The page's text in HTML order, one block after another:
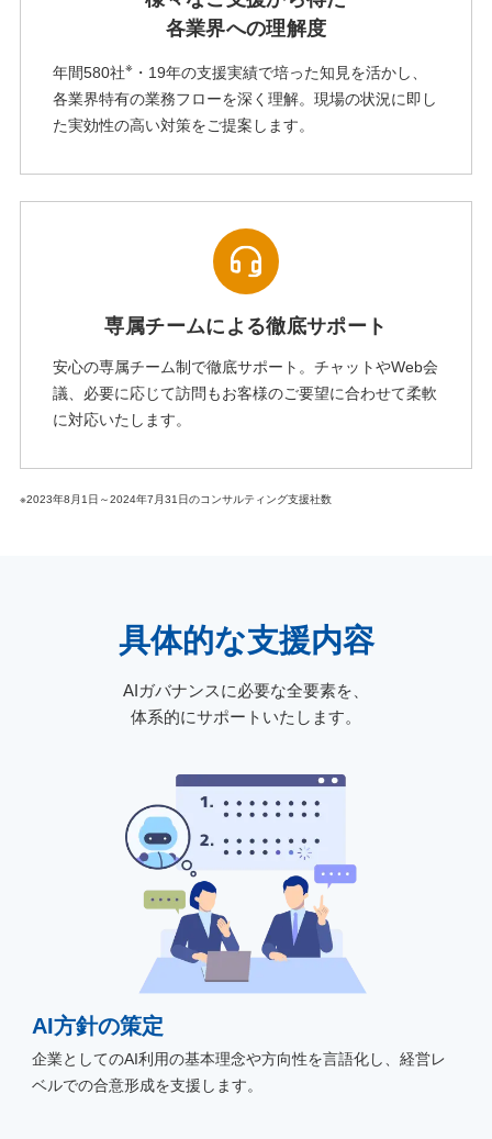
各業界への理解度
年間580社※ ・19年の支援実績で培った知見を活かし、
各業界特有の業務フローを深く理解。現場の状況に即し
た実効性の高い対策をご提案します。
専属チームによる徹底サポート
安心の専属チーム制で徹底サポート。チャットやWeb会
議、必要に応じて訪問もお客様のご要望に合わせて柔軟
に対応いたします。
※2023年8月1日～2024年7月31日のコンサルティング支援社数
具体的な支援内容
AIガバナンスに必要な全要素を、
体系的にサポートいたします。
AI方針の策定
企業としてのAI利用の基本理念や方向性を言語化し、経営レ
ベルでの合意形成を支援します。